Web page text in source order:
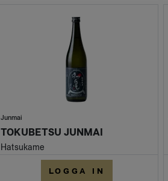
Junmai
TOKUBETSU JUNMAI
Hatsukame
LOGGA IN